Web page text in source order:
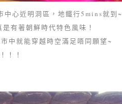
中心近明洞區，地鐵行5mins就到~
有著朝鮮時代特色風味！
中就能穿越時空滿足唔同願望~
！！